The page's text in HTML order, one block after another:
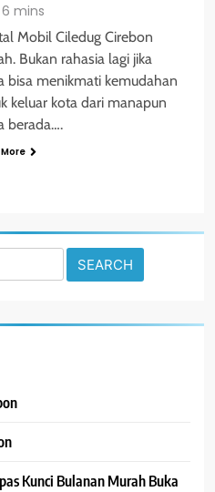
6 mins
Mobil Ciledug Cirebon
Bukan rahasia lagi jika
bisa menikmati kemudahan
keluar kota dari manapun
berada….
Kunci Bulanan Murah Buka